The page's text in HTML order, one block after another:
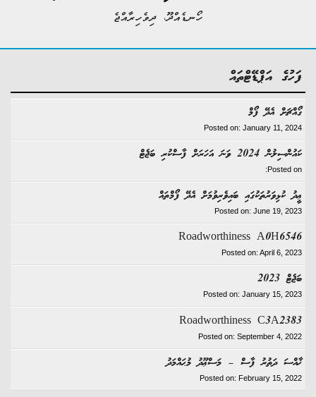
ހޯނޑެއްދޫ، ދިވެހިރާއްޖެ
ފަހުގެ އަޕްޑޭޓްތައް
ގޯއްޗަށް އެދޭ ފޯމް
Posted on: January 11, 2024
ކައުންސިލުން 2024 ވަނަ އަހަރަށް ފާސްކުރި ބަޖެޓް
Posted on:
ޢީދު ކުޅިވަރުތަކުގައި ބައިވެރިވުމަށް އެދޭ ފޯމްތައް
Posted on: June 19, 2023
Roadworthiness A0H6546
Posted on: April 6, 2023
ބަޖެޓް 2023
Posted on: January 15, 2023
Roadworthiness C3A2383
Posted on: September 4, 2022
ޚާއްސަ ދަތުރު ފާސް – މަސްޢޫދު މުޙައްމަދު
Posted on: February 15, 2022